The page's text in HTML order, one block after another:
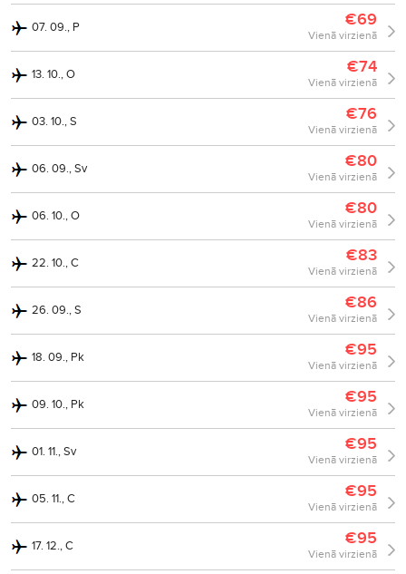
07. 09., P €69
Vienā virzienā
13. 10., O €74
Vienā virzienā
03. 10., S €76
Vienā virzienā
06. 09., Sv €80
Vienā virzienā
06. 10., O €80
Vienā virzienā
22. 10., C €83
Vienā virzienā
26. 09., S €86
Vienā virzienā
18. 09., Pk €95
Vienā virzienā
09. 10., Pk €95
Vienā virzienā
01. 11., Sv €95
Vienā virzienā
05. 11., C €95
Vienā virzienā
17. 12., C €95
Vienā virzienā